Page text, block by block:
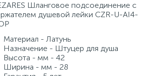
Шланговое подсоединение с
душевой лейки CZR-U-AI4-
Материал - Латунь
Назначение - Штуцер для душа
Высота - мм - 42
Ширина - мм - 28